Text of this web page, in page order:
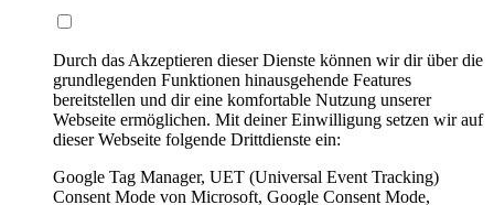
Durch das Akzeptieren dieser Dienste können wir dir über die
grundlegenden Funktionen hinausgehende Features
bereitstellen und dir eine komfortable Nutzung unserer
Webseite ermöglichen. Mit deiner Einwilligung setzen wir auf
dieser Webseite folgende Drittdienste ein:
Google Tag Manager, UET (Universal Event Tracking)
Consent Mode von Microsoft, Google Consent Mode,